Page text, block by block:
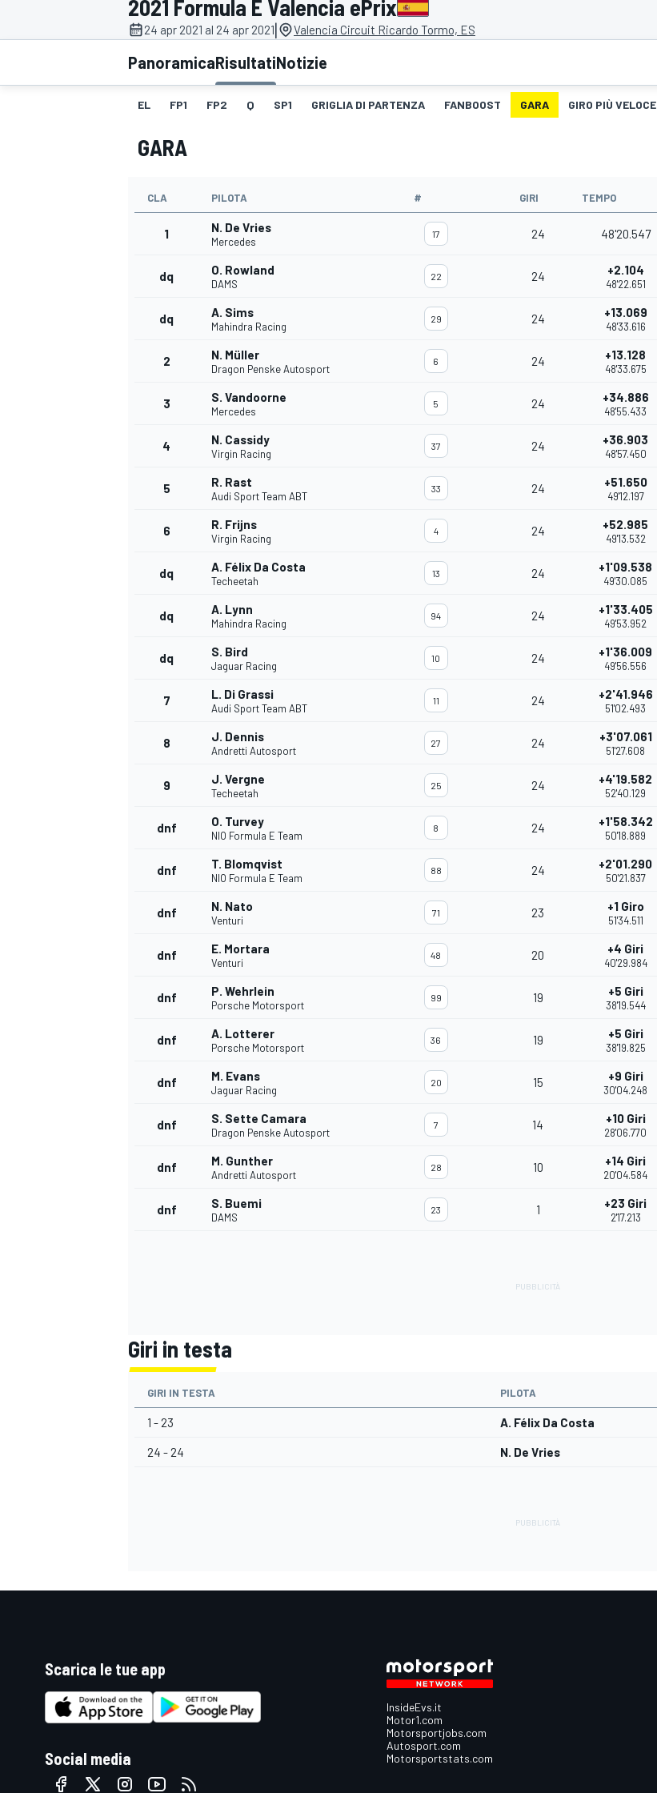
MOTOGP WEC
WRC
MONOPOSTO
ENDURANCE/GT
2021 Formula E Valencia ePrix
24 apr 2021 al 24 apr 2021| Valencia Circuit Ricardo Tormo, ES
PanoramicaRisultatiNotizie
EL FP1 FP2 Q SP1 GRIGLIA DI PARTENZA FANBOOST GARA GIRO PIÙ VELOCE
GARA
CLA PILOTA # GIRI TEMPO
1 N. De Vries
Mercedes
17 24 48'20.547
dq O. Rowland
DAMS
22 24 +2.104
48'22.651
dq A. Sims
Mahindra Racing
29 24 +13.069
48'33.616
2 N. Müller
Dragon Penske Autosport
6 24 +13.128
48'33.675
3 S. Vandoorne
Mercedes
5 24 +34.886
48'55.433
4 N. Cassidy
Virgin Racing
37 24 +36.903
48'57.450
5 R. Rast
Audi Sport Team ABT
33 24 +51.650
49'12.197
6 R. Frijns
Virgin Racing
4 24 +52.985
49'13.532
dq A. Félix Da Costa
Techeetah
13 24 +1'09.538
49'30.085
dq A. Lynn
Mahindra Racing
94 24 +1'33.405
49'53.952
dq S. Bird
Jaguar Racing
10 24 +1'36.009
49'56.556
7 L. Di Grassi
Audi Sport Team ABT
11 24 +2'41.946
51'02.493
8 J. Dennis
Andretti Autosport
27 24 +3'07.061
51'27.608
9 J. Vergne
Techeetah
25 24 +4'19.582
52'40.129
dnf O. Turvey
NIO Formula E Team
8 24 +1'58.342
50'18.889
dnf T. Blomqvist
NIO Formula E Team
88 24 +2'01.290
50'21.837
dnf N. Nato
Venturi
71 23 +1 Giro
51'34.511
dnf E. Mortara
Venturi
48 20 +4 Giri
40'29.984
dnf P. Wehrlein
Porsche Motorsport
99 19 +5 Giri
38'19.544
dnf A. Lotterer
Porsche Motorsport
36 19 +5 Giri
38'19.825
dnf M. Evans
Jaguar Racing
20 15 +9 Giri
30'04.248
dnf S. Sette Camara
Dragon Penske Autosport
7 14 +10 Giri
28'06.770
dnf M. Gunther
Andretti Autosport
28 10 +14 Giri
20'04.584
dnf S. Buemi
DAMS
23 1 +23 Giri
2'17.213
Giri in testa
GIRI IN TESTA PILOTA
1 - 23 A. Félix Da Costa
24 - 24 N. De Vries
Scarica le tue app
Social media
InsideEvs.it
Motor1.com
Motorsportjobs.com
Autosport.com
Motorsportstats.com